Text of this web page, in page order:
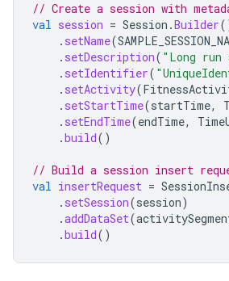
// Create a session with
val session = Session .Builder
. setName(
. setDescription( "Long run
. setIdentifier(
. setActivity(
. setStartTime(startTime,
. setEndTime(endTime,
.build()
// Build a session insert
val insertRequest =
. setSession(session)
.addDataSet(
.build()